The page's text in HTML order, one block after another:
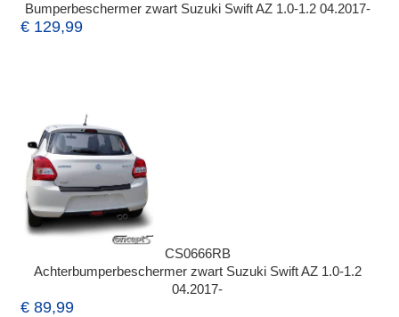
Bumperbeschermer zwart Suzuki Swift AZ 1.0-1.2 04.2017-
€ 129,99
CS0666RB
Achterbumperbeschermer zwart Suzuki Swift AZ 1.0-1.2
04.2017-
€ 89,99